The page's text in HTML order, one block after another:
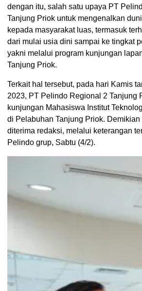
dengan itu, salah satu upaya PT
Tanjung Priok untuk mengenalkan
kepada masyarakat luas, termasuk
dari mulai usia dini sampai ke tingkat
yakni melalui program kunjungan
Tanjung Priok.
Terkait hal tersebut, pada hari Kamis
2023, PT Pelindo Regional 2 Tanjung
kunjungan Mahasiswa Institut
di Pelabuhan Tanjung Priok. Demikian
diterima redaksi, melalui keterangan
Pelindo grup, Sabtu (4/2).